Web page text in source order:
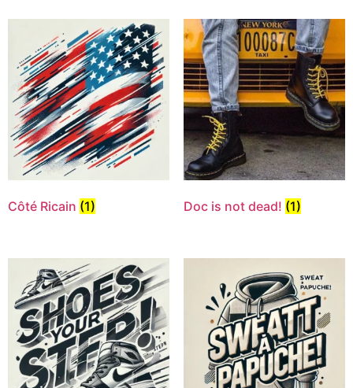
Côté Ricain (1) Doc is not dead! (1)